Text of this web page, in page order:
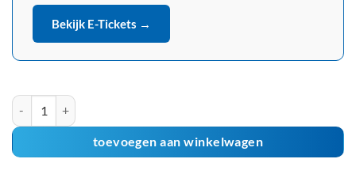
Bekijk E-Tickets →
GVB dagkaart 144 uur (6 dagen) aantal
toevoegen aan winkelwagen